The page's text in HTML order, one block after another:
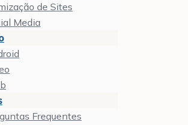
de Sites
Media
Frequentes